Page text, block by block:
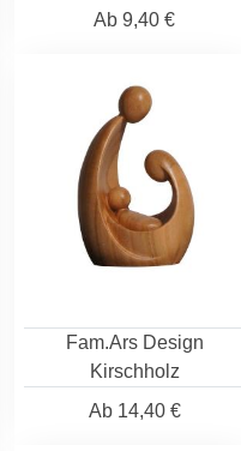
Ab 9,40 €
Fam.Ars Design
Kirschholz
Ab14,40 €